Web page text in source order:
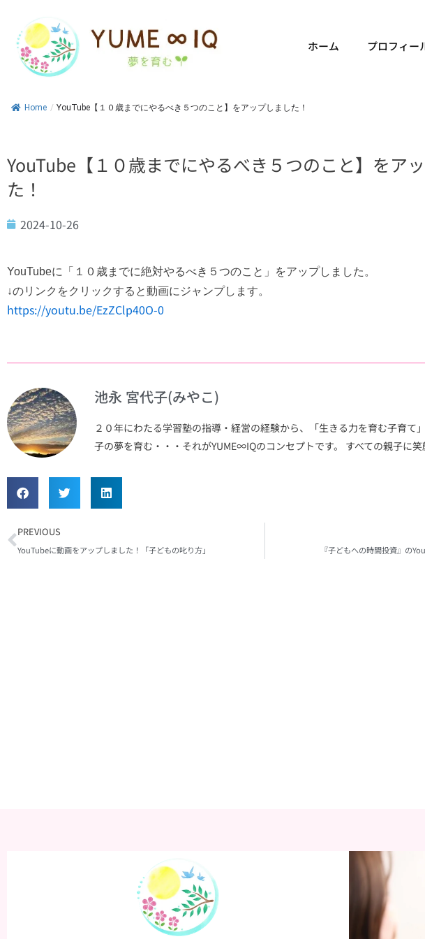
ホーム プロフィー
Home / YouTube【１０歳までにやるべき５つのこと】をアップしました！
YouTube【１０歳までにやるべき５つのこと】をア
た！
2024-10-26
YouTubeに「１０歳までに絶対やるべき５つのこと」をアップしました。
↓のリンクをクリックすると動画にジャンプします。
https://youtu.be/EzZClp40O-0
池永 宮代子(みやこ)
２０年にわたる学習塾の指導・経営の経験から、「生きる力を育む子育て
子の夢を育む・・・それがYUME∞IQのコンセプトです。 すべての親子に
Prev
PREVIOUS
YouTubeに動画をアップしました！「子どもの叱り方」 『子どもへの時間投資』の